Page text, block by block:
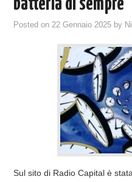
batteria di
Posted on22 Gennaio 2025 by
Sul sito di Radio Capital è